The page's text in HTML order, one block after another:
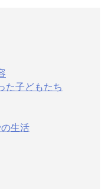
た子どもたち
生活